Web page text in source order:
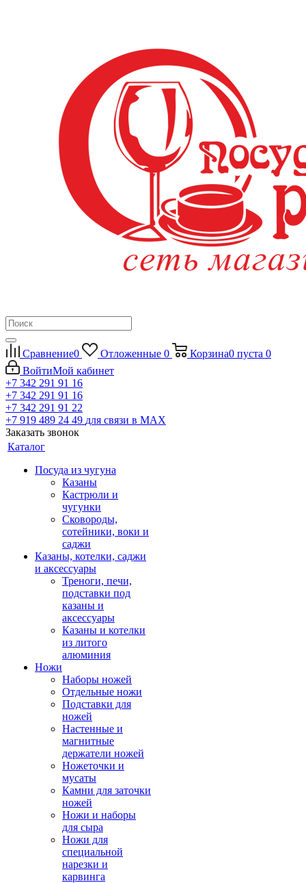
Сравнение0 Отложенные 0 Корзина0 пуста 0
ВойтиМой кабинет
+7 342 291 91 16
+7 342 291 91 16
+7 342 291 91 22
+7 919 489 24 49 для связи в МАХ
Заказать звонок
Каталог
Посуда из чугуна
Казаны
Кастрюли и
чугунки
Сковороды,
сотейники, воки и
саджи
Казаны, котелки, саджи
и аксессуары
Треноги, печи,
подставки под
казаны и
аксессуары
Казаны и котелки
из литого
алюминия
Ножи
Наборы ножей
Отдельные ножи
Подставки для
ножей
Настенные и
магнитные
держатели ножей
Ножеточки и
мусаты
Камни для заточки
ножей
Ножи и наборы
для сыра
Ножи для
специальной
нарезки и
карвинга